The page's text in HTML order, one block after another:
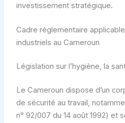
investissement stratégique.
Cadre réglementaire
industriels au Cameroun
Législation sur l’hygiène, la
Le Cameroun dispose d’un
de sécurité au travail,
n° 92/007 du 14 août 1992) et